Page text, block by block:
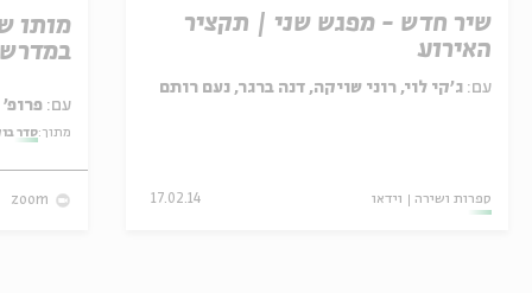
שיר חדש - מפגש שני | תקציר
האירוע
עם: ג'קי לוי, רוני שויקה, דנה ברגר, נעם רותם
ספרות ושירה וידאו 17.02.14
מותו
עם: פרופ' אביגדור שנאן
מתוך:סדר
zoom